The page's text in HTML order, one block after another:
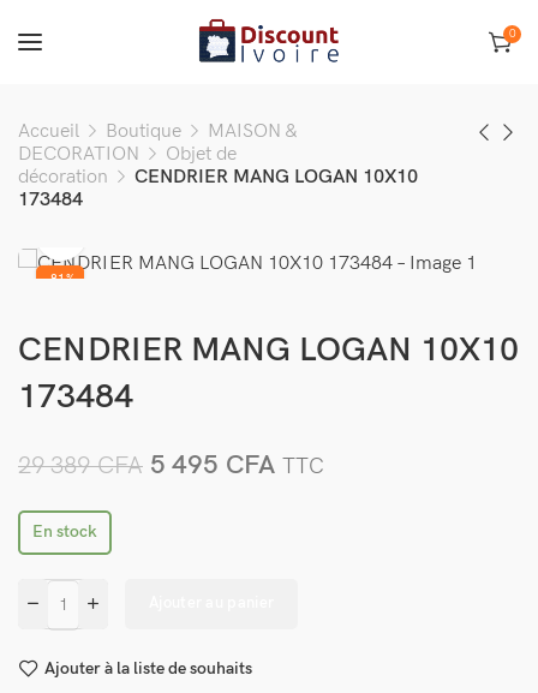
0
Accueil Boutique
MAISON &
DECORATION
Objet de
décoration
CENDRIER MANG LOGAN 10X10
173484
-81%
CENDRIER MANG LOGAN 10X10
173484
29 389CFA 5 495 CFA TTC
En stock
Ajouter à la liste de souhaits